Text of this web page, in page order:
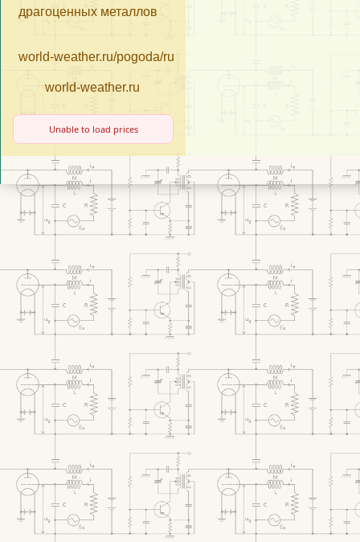
драгоценных металлов
world-weather.ru/pogoda/russia/moscow/14days/
world-weather.ru
Unable to load prices